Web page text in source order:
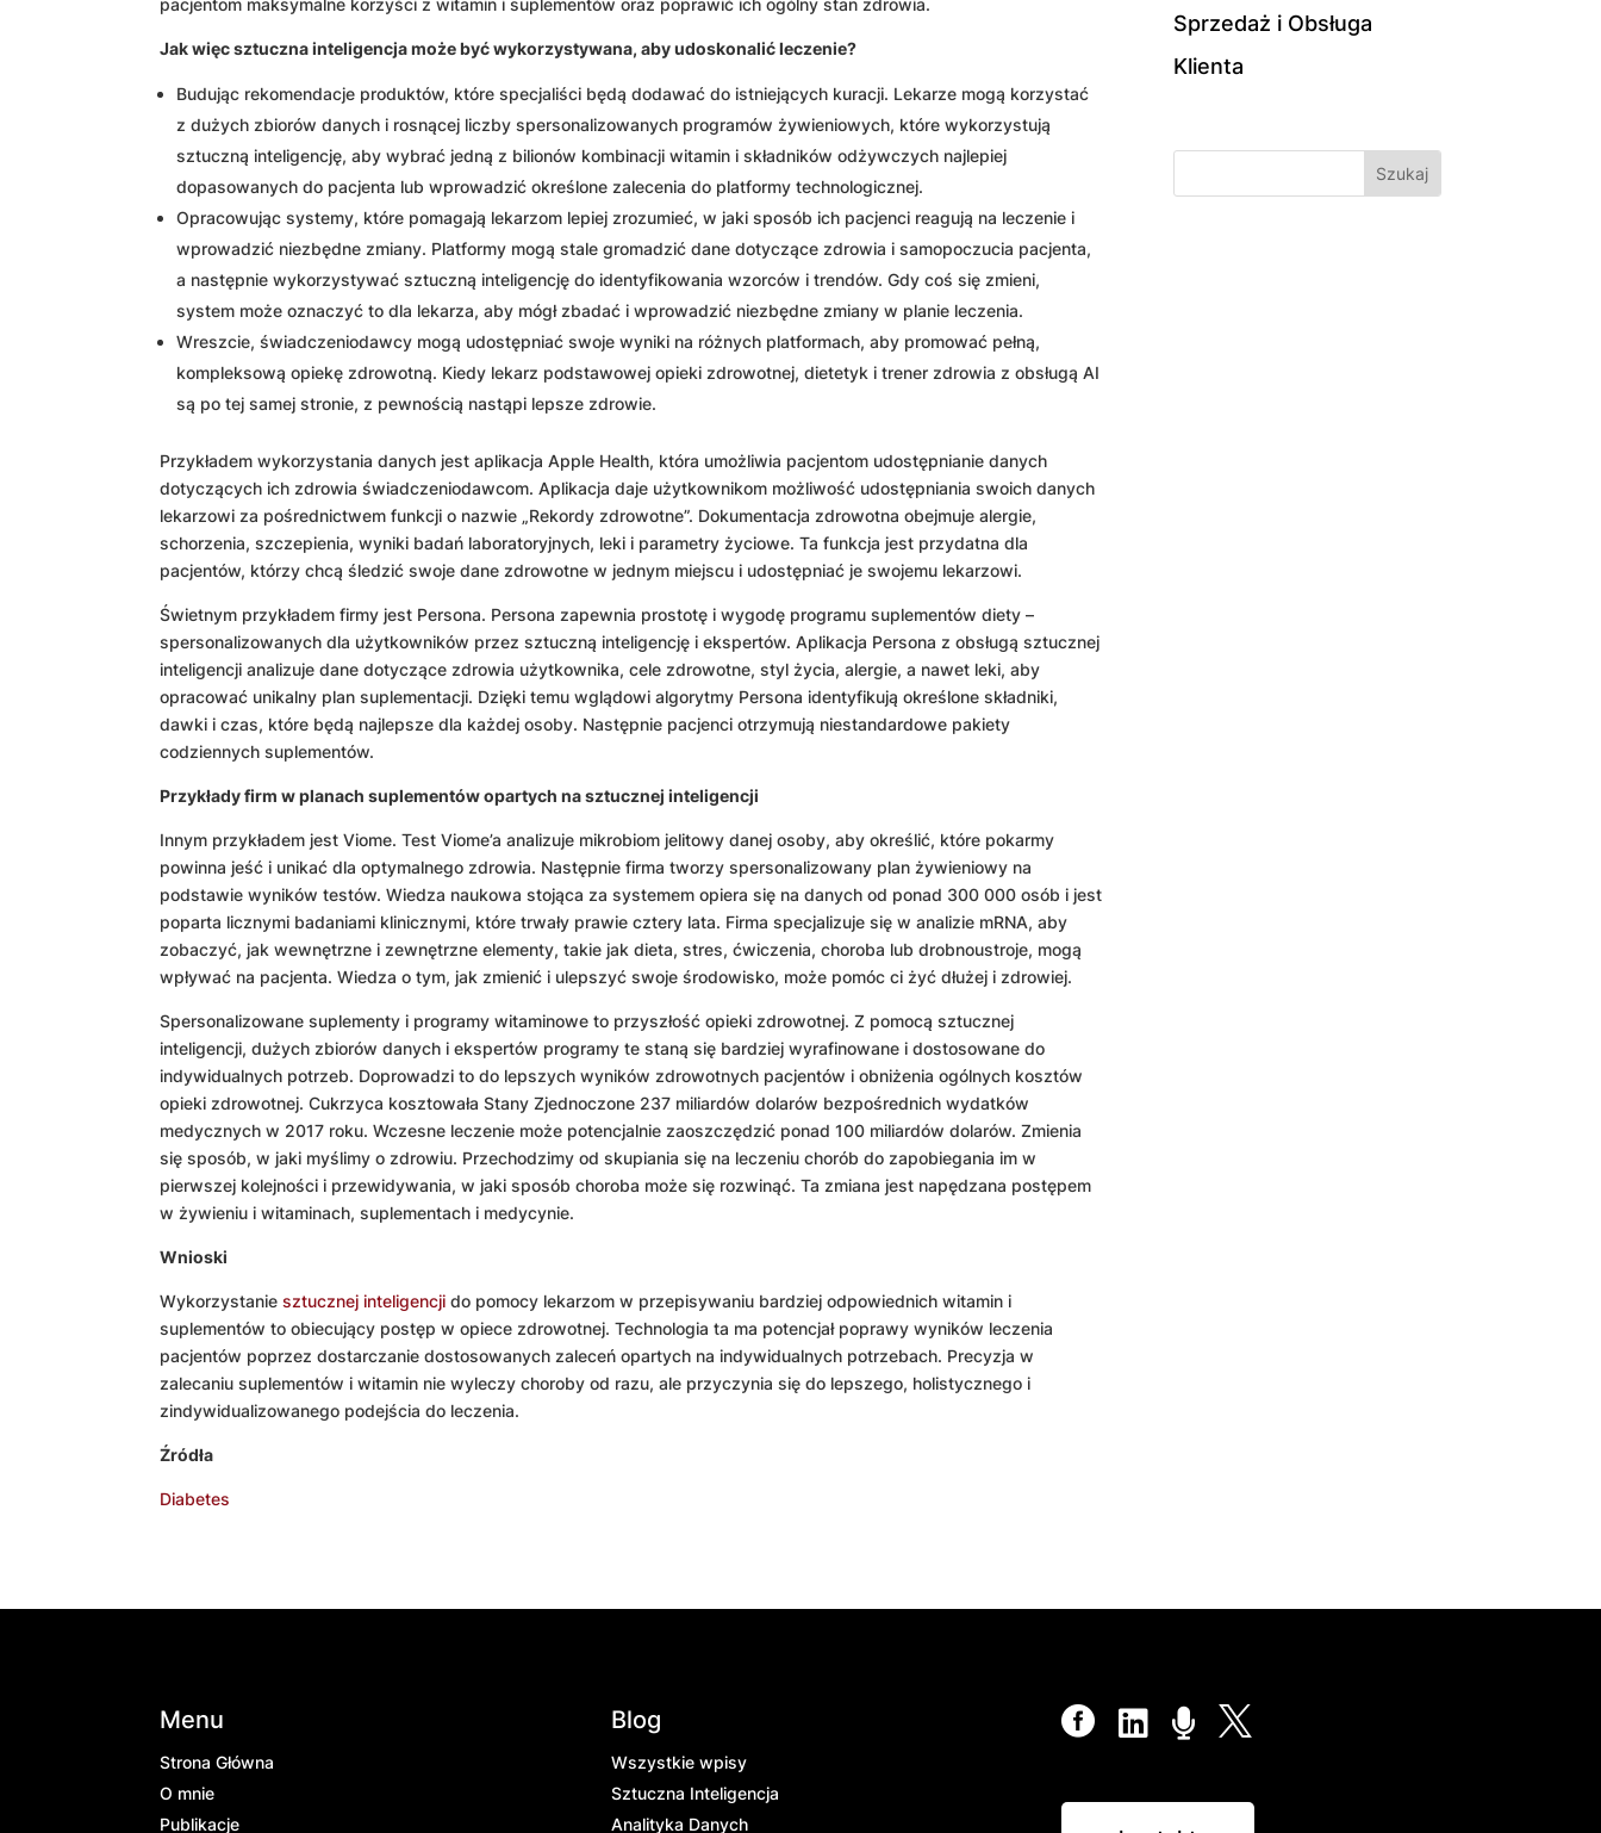
Jak więc sztuczna inteligencja może być wykorzystywana, aby udoskonalić leczenie?
Budując rekomendacje produktów, które specjaliści będą dodawać do istniejących kuracji. Lekarze mogą korzystać
z dużych zbiorów danych i rosnącej liczby spersonalizowanych programów żywieniowych, które wykorzystują
sztuczną inteligencję, aby wybrać jedną z bilionów kombinacji witamin i składników odżywczych najlepiej
dopasowanych do pacjenta lub wprowadzić określone zalecenia do platformy technologicznej.
Opracowując systemy, które pomagają lekarzom lepiej zrozumieć, w jaki sposób ich pacjenci reagują na leczenie i
wprowadzić niezbędne zmiany. Platformy mogą stale gromadzić dane dotyczące zdrowia i samopoczucia pacjenta,
a następnie wykorzystywać sztuczną inteligencję do identyfikowania wzorców i trendów. Gdy coś się zmieni,
system może oznaczyć to dla lekarza, aby mógł zbadać i wprowadzić niezbędne zmiany w planie leczenia.
Wreszcie, świadczeniodawcy mogą udostępniać swoje wyniki na różnych platformach, aby promować pełną,
kompleksową opiekę zdrowotną. Kiedy lekarz podstawowej opieki zdrowotnej, dietetyk i trener zdrowia z obsługą AI
są po tej samej stronie, z pewnością nastąpi lepsze zdrowie.
Przykładem wykorzystania danych jest aplikacja Apple Health, która umożliwia pacjentom udostępnianie danych
dotyczących ich zdrowia świadczeniodawcom. Aplikacja daje użytkownikom możliwość udostępniania swoich danych
lekarzowi za pośrednictwem funkcji o nazwie „Rekordy zdrowotne”. Dokumentacja zdrowotna obejmuje alergie,
schorzenia, szczepienia, wyniki badań laboratoryjnych, leki i parametry życiowe. Ta funkcja jest przydatna dla
pacjentów, którzy chcą śledzić swoje dane zdrowotne w jednym miejscu i udostępniać je swojemu lekarzowi.
Świetnym przykładem firmy jest Persona. Persona zapewnia prostotę i wygodę programu suplementów diety –
spersonalizowanych dla użytkowników przez sztuczną inteligencję i ekspertów. Aplikacja Persona z obsługą sztucznej
inteligencji analizuje dane dotyczące zdrowia użytkownika, cele zdrowotne, styl życia, alergie, a nawet leki, aby
opracować unikalny plan suplementacji. Dzięki temu wglądowi algorytmy Persona identyfikują określone składniki,
dawki i czas, które będą najlepsze dla każdej osoby. Następnie pacjenci otrzymują niestandardowe pakiety
codziennych suplementów.
Przykłady firm w planach suplementów opartych na sztucznej inteligencji
Innym przykładem jest Viome. Test Viome’a ​​analizuje mikrobiom jelitowy danej osoby, aby określić, które pokarmy
powinna jeść i unikać dla optymalnego zdrowia. Następnie firma tworzy spersonalizowany plan żywieniowy na
podstawie wyników testów. Wiedza naukowa stojąca za systemem opiera się na danych od ponad 300 000 osób i jest
poparta licznymi badaniami klinicznymi, które trwały prawie cztery lata. Firma specjalizuje się w analizie mRNA, aby
zobaczyć, jak wewnętrzne i zewnętrzne elementy, takie jak dieta, stres, ćwiczenia, choroba lub drobnoustroje, mogą
wpływać na pacjenta. Wiedza o tym, jak zmienić i ulepszyć swoje środowisko, może pomóc ci żyć dłużej i zdrowiej.
Spersonalizowane suplementy i programy witaminowe to przyszłość opieki zdrowotnej. Z pomocą sztucznej
inteligencji, dużych zbiorów danych i ekspertów programy te staną się bardziej wyrafinowane i dostosowane do
indywidualnych potrzeb. Doprowadzi to do lepszych wyników zdrowotnych pacjentów i obniżenia ogólnych kosztów
opieki zdrowotnej. Cukrzyca kosztowała Stany Zjednoczone 237 miliardów dolarów bezpośrednich wydatków
medycznych w 2017 roku. Wczesne leczenie może potencjalnie zaoszczędzić ponad 100 miliardów dolarów. Zmienia
się sposób, w jaki myślimy o zdrowiu. Przechodzimy od skupiania się na leczeniu chorób do zapobiegania im w
pierwszej kolejności i przewidywania, w jaki sposób choroba może się rozwinąć. Ta zmiana jest napędzana postępem
w żywieniu i witaminach, suplementach i medycynie.
Wnioski
Wykorzystaniesztucznej inteligencji do pomocy lekarzom w przepisywaniu bardziej odpowiednich witamin i
suplementów to obiecujący postęp w opiece zdrowotnej. Technologia ta ma potencjał poprawy wyników leczenia
pacjentów poprzez dostarczanie dostosowanych zaleceń opartych na indywidualnych potrzebach. Precyzja w
zalecaniu suplementów i witamin nie wyleczy choroby od razu, ale przyczynia się do lepszego, holistycznego i
zindywidualizowanego podejścia do leczenia.
Źródła
Diabetes
Sprzedaż i Obsługa
Klienta
Menu
Strona Główna
O mnie
Publikacje
Blog
Wszystkie wpisy
Sztuczna Inteligencja
Analityka Danych
   